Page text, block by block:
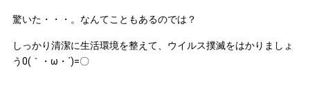
驚いた・・・。なんてこともあるのでは？
しっかり清潔に生活環境を整えて、ウイルス撲滅をはかりましょ
う0(｀・ω・´)=〇